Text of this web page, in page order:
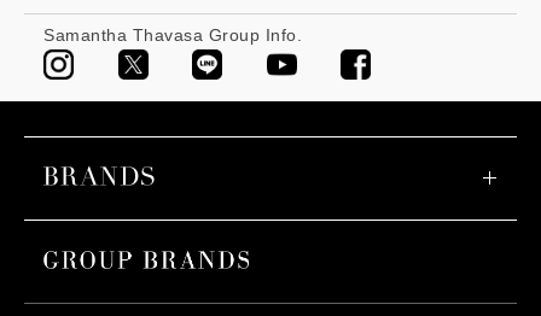
Samantha Thavasa Group Info.